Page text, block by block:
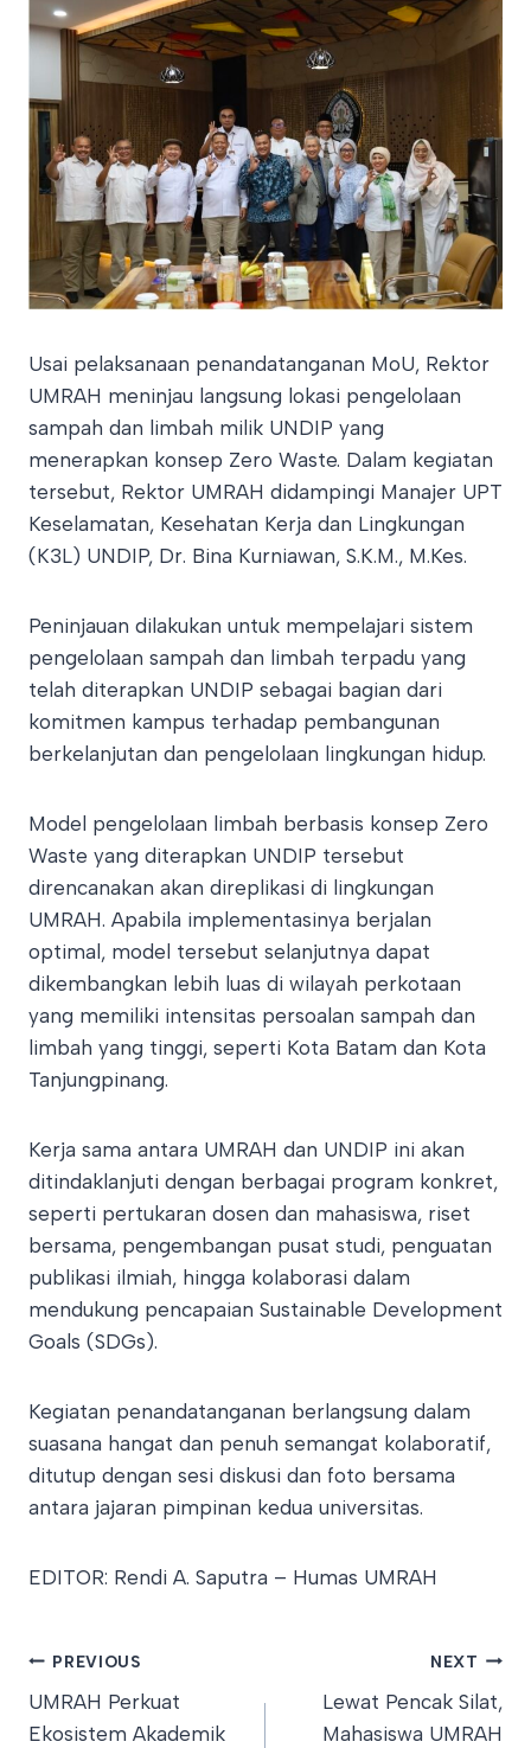
Usai pelaksanaan penandatanganan MoU, Rektor
UMRAH meninjau langsung lokasi pengelolaan
sampah dan limbah milik UNDIP yang
menerapkan konsep Zero Waste. Dalam kegiatan
tersebut, Rektor UMRAH didampingi Manajer UPT
Keselamatan, Kesehatan Kerja dan Lingkungan
(K3L) UNDIP, Dr. Bina Kurniawan, S.K.M., M.Kes.
Peninjauan dilakukan untuk mempelajari sistem
pengelolaan sampah dan limbah terpadu yang
telah diterapkan UNDIP sebagai bagian dari
komitmen kampus terhadap pembangunan
berkelanjutan dan pengelolaan lingkungan hidup.
Model pengelolaan limbah berbasis konsep Zero
Waste yang diterapkan UNDIP tersebut
direncanakan akan direplikasi di lingkungan
UMRAH. Apabila implementasinya berjalan
optimal, model tersebut selanjutnya dapat
dikembangkan lebih luas di wilayah perkotaan
yang memiliki intensitas persoalan sampah dan
limbah yang tinggi, seperti Kota Batam dan Kota
Tanjungpinang.
Kerja sama antara UMRAH dan UNDIP ini akan
ditindaklanjuti dengan berbagai program konkret,
seperti pertukaran dosen dan mahasiswa, riset
bersama, pengembangan pusat studi, penguatan
publikasi ilmiah, hingga kolaborasi dalam
mendukung pencapaian Sustainable Development
Goals (SDGs).
Kegiatan penandatanganan berlangsung dalam
suasana hangat dan penuh semangat kolaboratif,
ditutup dengan sesi diskusi dan foto bersama
antara jajaran pimpinan kedua universitas.
EDITOR: Rendi A. Saputra – Humas UMRAH
Post
navigation
PREVIOUS
UMRAH Perkuat
Ekosistem Akademik
NEXT
Lewat Pencak Silat,
Mahasiswa UMRAH